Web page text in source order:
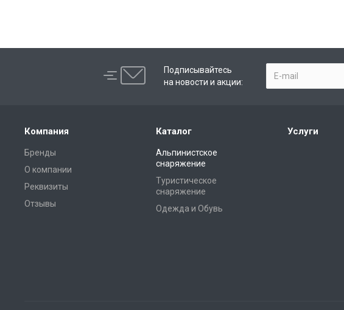
Подписывайтесь
на новости и акции:
Компания
Бренды
О компании
Реквизиты
Отзывы
Каталог
Альпинистское
снаряжение
Туристическое
снаряжение
Одежда и Обувь
Услуги